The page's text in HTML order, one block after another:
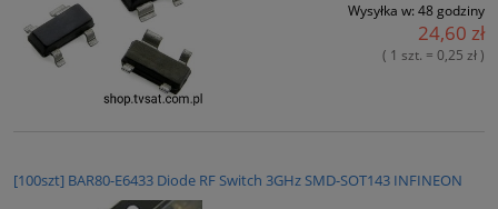
Wysyłka w: 48 godziny
24,60 zł
( 1 szt. = 0,25 zł )
[100szt] BAR80-E6433 Diode RF Switch 3GHz SMD-SOT143 INFINEON